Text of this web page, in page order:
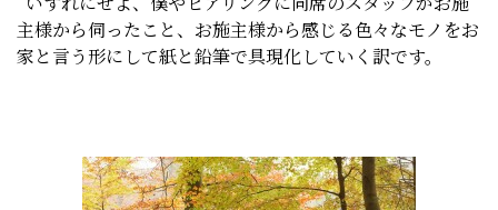
主様から伺ったこと、お施主様から感じる色々なモノをお
家と言う形にして紙と鉛筆で具現化していく訳です。